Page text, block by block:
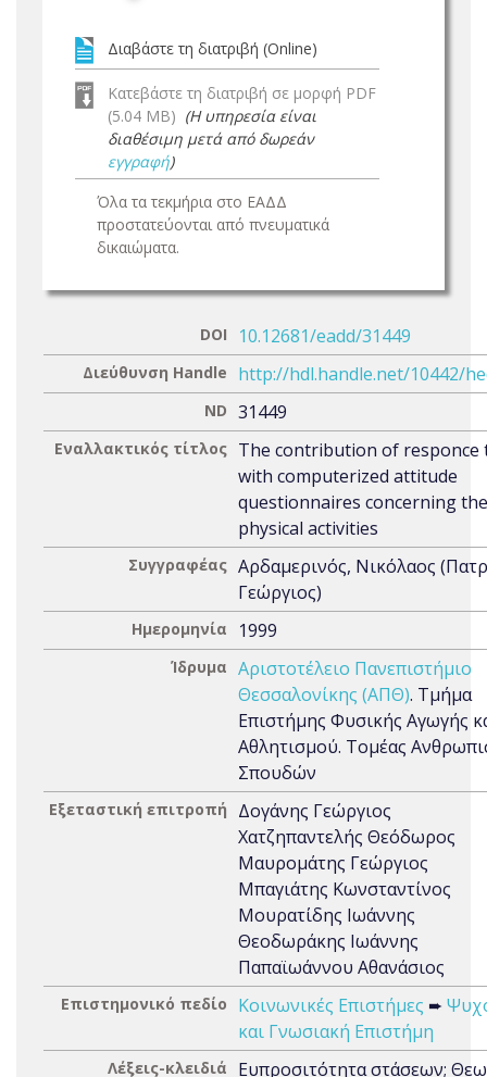
Διαβάστε τη διατριβή (Online)
Κατεβάστε τη διατριβή σε μορφή PDF
(5.04 MB) (Η υπηρεσία είναι
διαθέσιμη μετά από δωρεάν
εγγραφή)
Όλα τα τεκμήρια στο ΕΑΔΔ
προστατεύονται από πνευματικά
δικαιώματα.
DOI 10.12681/eadd/31449
Διεύθυνση Handle http://hdl.handle.net/10442/
ND 31449
Εναλλακτικός τίτλος The contribution of responce
with computerized attitude
questionnaires concerning the
physical activities
Συγγραφέας Αρδαμερινός, Νικόλαος
Γεώργιος)
Ημερομηνία 1999
Ίδρυμα Αριστοτέλειο Πανεπιστήμιο
Θεσσαλονίκης (ΑΠΘ). Τμήμα
Επιστήμης Φυσικής Αγωγής
Αθλητισμού. Τομέας
Σπουδών
Εξεταστική επιτροπή
Δογάνης Γεώργιος
Χατζηπαντελής Θεόδωρος
Μαυρομάτης Γεώργιος
Μπαγιάτης Κωνσταντίνος
Μουρατίδης Ιωάννης
Θεοδωράκης Ιωάννης
Παπαϊωάννου Αθανάσιος
Επιστημονικό πεδίο Κοινωνικές Επιστήμες ➨
και Γνωσιακή Επιστήμη
Λέξεις-κλειδιά Ευπροσιτότητα στάσεων;